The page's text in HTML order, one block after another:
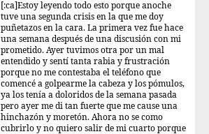
[:ca]Estoy leyendo todo esto porque anoche
tuve una segunda crisis en la que me doy
puñetazos en la cara. La primera vez fue hace
una semana después de una discusión con mi
prometido. Ayer tuvimos otra por un mal
entendido y sentí tanta rabia y frustración
porque no me contestaba el teléfono que
comencé a golpearme la cabeza y los pómulos,
ya los tenía a doloridos de la semana pasada
pero ayer me di tan fuerte que me cause una
hinchazón y moretón. Ahora no se como
cubrirlo y no quiero salir de mi cuarto porque